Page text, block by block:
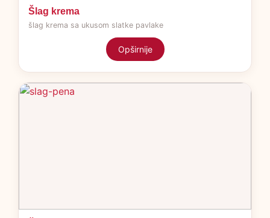
Šlag krema
šlag krema sa ukusom slatke pavlake
Opširnije